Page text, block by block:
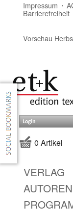
Impressum
Barrierefreiheit
Vorschau
Login
0 Artikel
VERLAG
AUTOREN